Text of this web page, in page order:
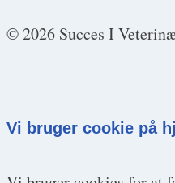
© 2026 Succes I
Vi bruger cookie på